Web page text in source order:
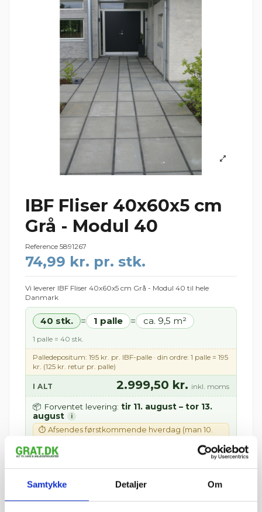
Samtykke Detaljer Om
IBF Fliser 40x60x5 cm
Grå - Modul 40
Reference 5891267
74,99 kr. pr. stk.
Vi leverer IBF Fliser 40x60x5 cm Grå - Modul 40 til hele
Danmark
40 stk. = 1 palle = ca. 9,5 m²
1 palle = 40 stk.
Palledepositum: 195 kr. pr. IBF-palle · din ordre: 1 palle = 195
kr. (125 kr. retur pr. palle)
I ALT 2.999,50 kr. inkl. moms
📦 Forventet levering: tir 11. august – tor 13.
august
i
⏱ Afsendes førstkommende hverdag (man 10.
august)
Leveres til kantsten · Tilkøb aflæsning med
🚚 Se fragtpris til dit område: Vis